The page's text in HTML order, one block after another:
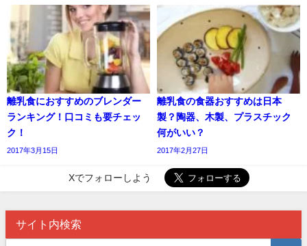
離乳食におすすめのブレンダー
ランキング！口コミも要チェッ
ク！
2017年3月15日
離乳食の食器おすすめは日本
製？陶器、木製、プラスチック
何がいい？
2017年2月27日
Xでフォローしよう
サイト内検索